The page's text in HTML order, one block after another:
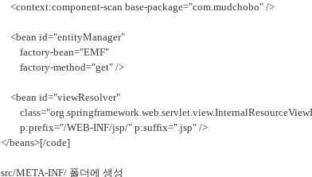
<context:component-scan base-package="com.mudchobo" />
<bean id="entityManager"
factory-bean="EMF"
factory-method="get" />
<bean id="viewResolver"
p:prefix="/WEB-INF/jsp/" p:suffix=".jsp" />
</beans>[/code]
src/META-INF/ 폴더에 생성